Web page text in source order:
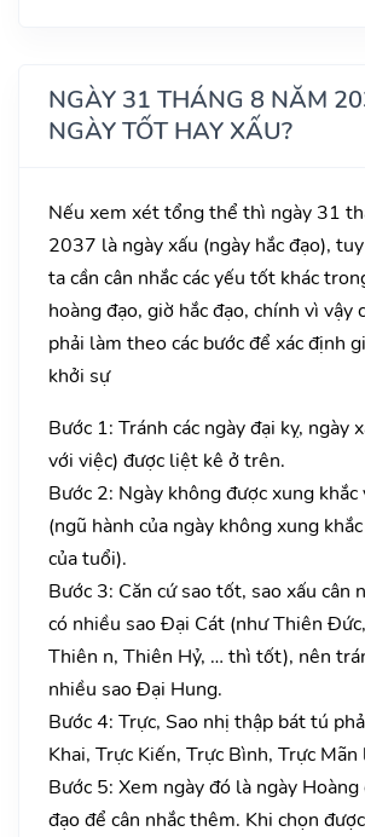
NGÀY 31 THÁNG 8 NĂM
NGÀY TỐT HAY XẤU?
Nếu xem xét tổng thể thì ngày 31
2037 là ngày xấu (ngày hắc đạo),
ta cần cân nhắc các yếu tốt khác
hoàng đạo, giờ hắc đạo, chính vì vậy
phải làm theo các bước để xác định
khởi sự
Bước 1: Tránh các ngày đại kỵ, ngày
với việc) được liệt kê ở trên.
Bước 2: Ngày không được xung
(ngũ hành của ngày không xung
của tuổi).
Bước 3: Căn cứ sao tốt, sao xấu cân
có nhiều sao Đại Cát (như Thiên
Thiên n, Thiên Hỷ, … thì tốt), nên
nhiều sao Đại Hung.
Bước 4: Trực, Sao nhị thập bát tú
Khai, Trực Kiến, Trực Bình, Trực
Bước 5: Xem ngày đó là ngày Hoàng
đạo để cân nhắc thêm. Khi chọn